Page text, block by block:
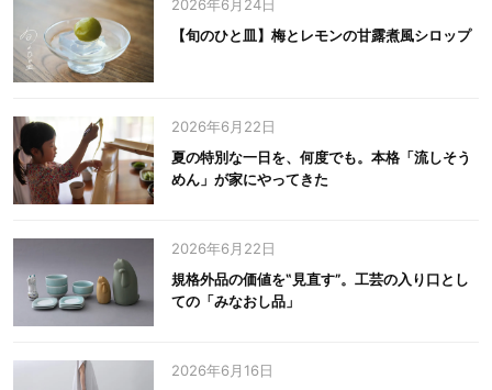
2026年6月24日
【旬のひと皿】梅とレモンの甘露煮風シロップ
2026年6月22日
夏の特別な一日を、何度でも。本格「流しそう
めん」が家にやってきた
2026年6月22日
規格外品の価値を‟見直す”。工芸の入り口とし
ての「みなおし品」
2026年6月16日